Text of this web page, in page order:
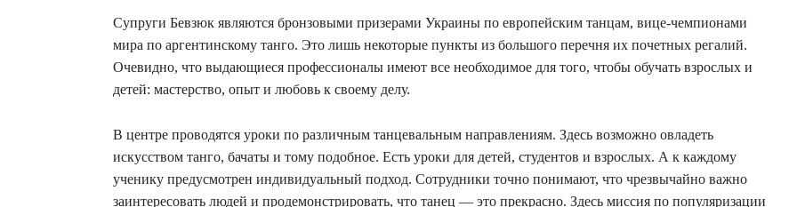
Супруги Бевзюк являются бронзовыми призерами Украины по европейским танцам, вице-чемпионами
мира по аргентинскому танго. Это лишь некоторые пункты из большого перечня их почетных регалий.
Очевидно, что выдающиеся профессионалы имеют все необходимое для того, чтобы обучать взрослых и
детей: мастерство, опыт и любовь к своему делу.
В центре проводятся уроки по различным танцевальным направлениям. Здесь возможно овладеть
искусством танго, бачаты и тому подобное. Есть уроки для детей, студентов и взрослых. А к каждому
ученику предусмотрен индивидуальный подход. Сотрудники точно понимают, что чрезвычайно важно
заинтересовать людей и продемонстрировать, что танец — это прекрасно. Здесь миссия по популяризации